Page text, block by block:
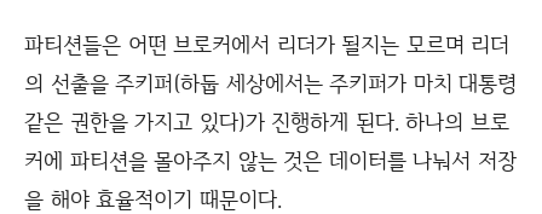
파티션들은 어떤 브로커에서 리더가 될지는 모르며 리더
의 선출을 주키퍼(하둡 세상에서는 주키퍼가 마치 대통령
같은 권한을 가지고 있다)가 진행하게 된다. 하나의 브로
커에 파티션을 몰아주지 않는 것은 데이터를 나눠서 저장
을 해야 효율적이기 때문이다.